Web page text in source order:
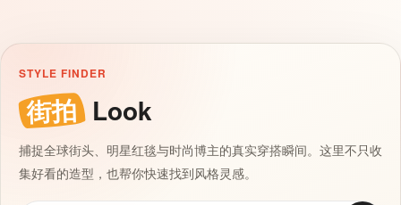
STYLE FINDER
街拍 Look
捕捉全球街头、明星红毯与时尚博主的真实穿搭瞬间。这里不只收
集好看的造型，也帮你快速找到风格灵感。